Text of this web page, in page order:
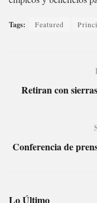
Tags: Featured
Retiran con
Conferencia de
Lo Último